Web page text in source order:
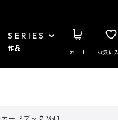
SERIES
作品 カート お気に
ードブック Vol.1